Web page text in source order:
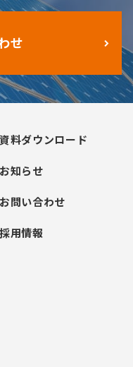
せ
資料ダウンロード
お知らせ
お問い合わせ
採用情報